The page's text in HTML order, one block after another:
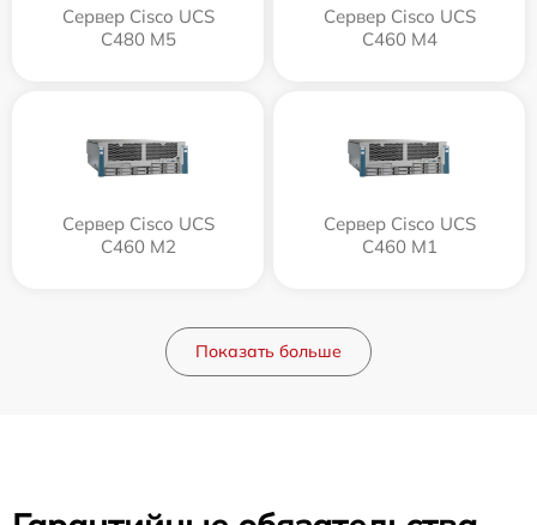
Сервер Cisco UCS
C480 M5
Сервер Cisco UCS
C460 M4
Сервер Cisco UCS
C460 M2
Сервер Cisco UCS
C460 M1
Показать больше